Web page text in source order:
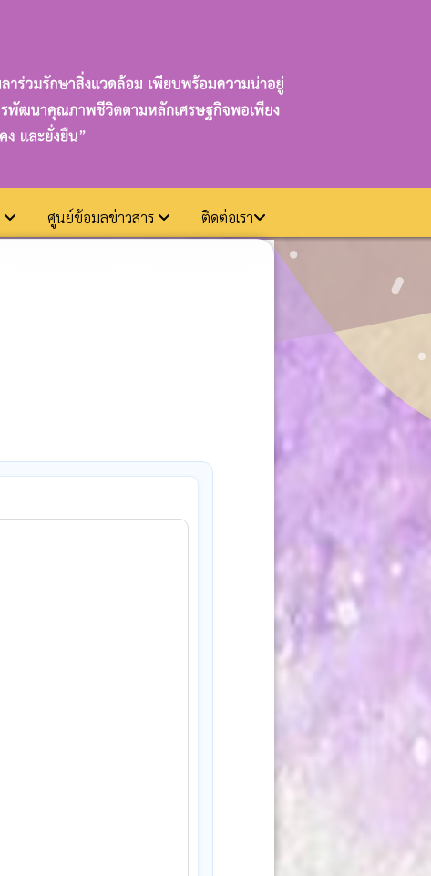
ศูนย์ข้อมลข่าวสาร ติดต่อเรา